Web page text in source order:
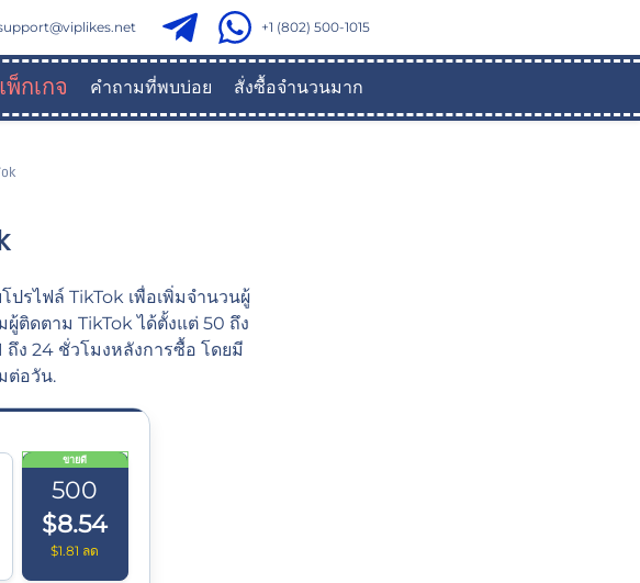
+1 (802) 500-1015
พ็กเกจ คำถามที่พบบ่อย สั่งซื้อจำนวนมาก
รไฟล์ TikTok เพื่อเพิ่มจำนวนผู้
ติดตาม TikTok ได้ตั้งแต่ 50 ถึง
ถึง 24 ชั่วโมงหลังการซื้อ โดยมี
ต่อวัน.
ขายดี
500
$8.54
$1.81 ลด